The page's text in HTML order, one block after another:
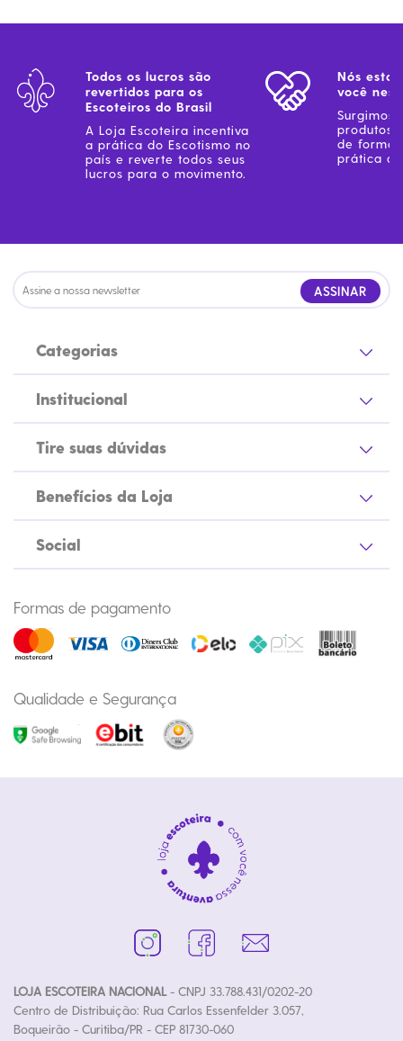
Todos os lucros são
revertidos para os
Escoteiros do Brasil
A Loja Escoteira incentiva
a prática do Escotismo no
país e reverte todos seus
lucros para o movimento.
Nós
você
Surgimos
produtos
de forma
prática
ASSINAR
Categorias
Institucional
Tire suas dúvidas
Benefícios da Loja
Social
Formas de pagamento
Qualidade e Segurança
LOJA ESCOTEIRA NACIONAL- CNPJ 33.788.431/0202-20
Centro de Distribuição: Rua Carlos Essenfelder 3.057,
Boqueirão - Curitiba/PR - CEP 81730-060